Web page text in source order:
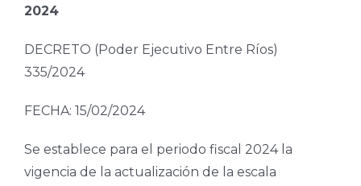
2024
DECRETO (Poder Ejecutivo Entre Ríos)
335/2024
FECHA: 15/02/2024
Se establece para el periodo fiscal 2024 la
vigencia de la actualización de la escala